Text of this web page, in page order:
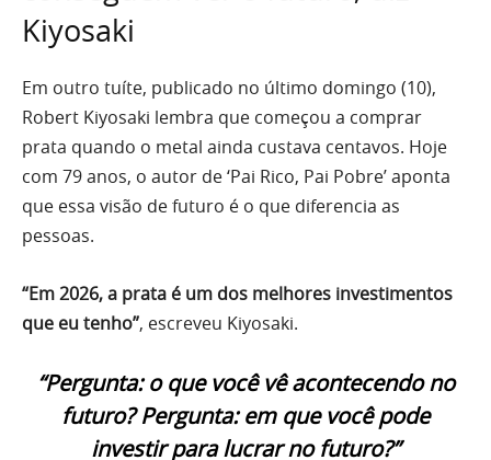
Kiyosaki
Em outro tuíte, publicado no último domingo (10),
Robert Kiyosaki lembra que começou a comprar
prata quando o metal ainda custava centavos. Hoje
com 79 anos, o autor de ‘Pai Rico, Pai Pobre’ aponta
que essa visão de futuro é o que diferencia as
pessoas.
“Em 2026, a prata é um dos melhores investimentos
que eu tenho”, escreveu Kiyosaki.
“Pergunta: o que você vê acontecendo no
futuro? Pergunta: em que você pode
investir para lucrar no futuro?”